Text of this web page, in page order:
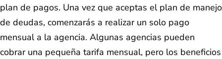
plan de pagos. Una vez que aceptas el plan de manejo
de deudas, comenzarás a realizar un solo pago
mensual a la agencia. Algunas agencias pueden
cobrar una pequeña tarifa mensual, pero los beneficios